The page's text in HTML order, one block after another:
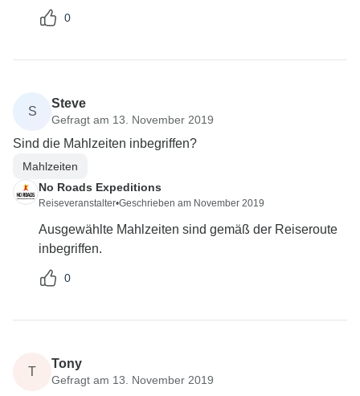
0
S
Steve
Gefragt am 13. November 2019
Sind die Mahlzeiten inbegriffen?
Mahlzeiten
No Roads Expeditions
Reiseveranstalter•Geschrieben am November 2019
Ausgewählte Mahlzeiten sind gemäß der Reiseroute
inbegriffen.
0
T
Tony
Gefragt am 13. November 2019